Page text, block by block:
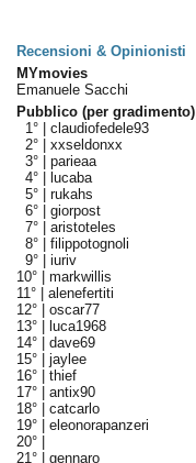
Recensioni & Opinionisti
MYmovies
Emanuele Sacchi
Pubblico (per gradimento)
1° | claudiofedele93
2° | xxseldonxx
3° | parieaa
4° |
lucaba
5° | rukahs
6° | giorpost
7° | aristoteles
8° | filippotognoli
9° | iuriv
10° | markwillis
11° | alenefertiti
12° | oscar77
13° |
luca1968
14° | dave69
15° | jaylee
16° | thief
17° | antix90
18° | catcarlo
19° | eleonorapanzeri
20° |
21° | gennaro